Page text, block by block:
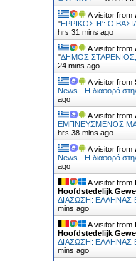
A visitor from
"ΕΡΡΙΚΟΣ H': Ο
hrs 31 mins ago
A visitor from
"ΔΗΜΟΣ
24 mins ago
A visitor from
News - Η διαφορά
ago
A visitor from
ΕΜΠΝΕΥΣΜΕΝΟΣ
hrs 38 mins ago
A visitor from
News - Η διαφορά
ago
A visitor from
Hoofdstedelijk
ΔΙΑΣΩΣΗ: ΕΛΛΗΝΑΣ
mins ago
A visitor from
Hoofdstedelijk
ΔΙΑΣΩΣΗ: ΕΛΛΗΝΑΣ
mins ago